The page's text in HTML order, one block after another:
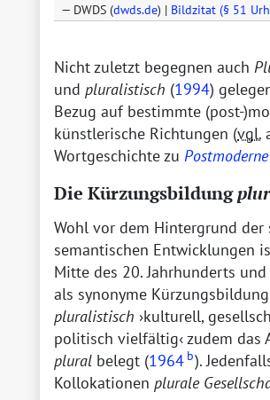
DWDS (dwds.de) | Bildzitat (§ 51
Nicht zuletzt begegnen auch
und pluralistisch (1994)
Bezug auf bestimmte (post-
künstlerische Richtungen (vgl.
Wortgeschichte zu Postmoderne
Die Kürzungsbildung
Wohl vor dem Hintergrund der
semantischen Entwicklungen
Mitte des 20. Jahrhunderts
als synonyme
pluralistisch kulturell,
politisch vielfältig zudem das
plural belegt (1964 b).
Kollokationen plurale